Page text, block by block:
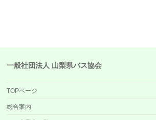
一般社団法人 山梨県バス協会
TOPページ
総合案内